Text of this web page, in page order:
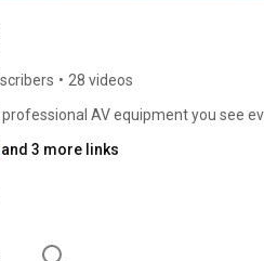
• 28 videos
AV equipment you see
and 3 more links